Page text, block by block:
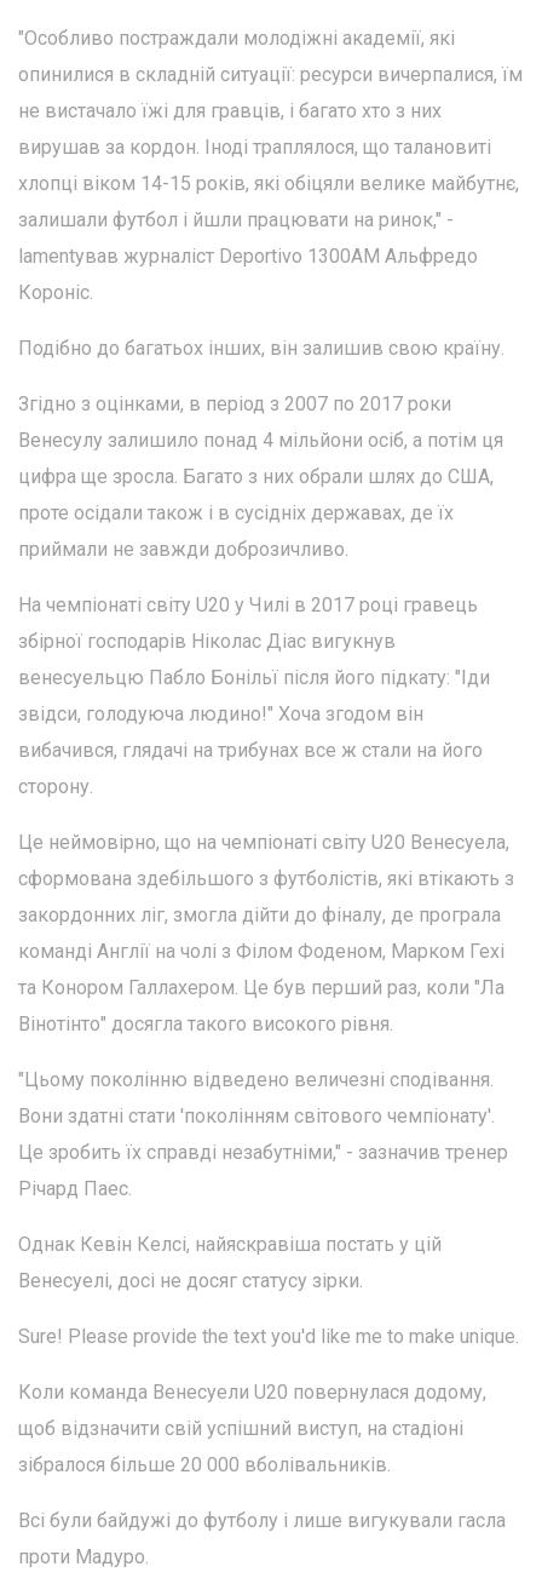
"Особливо постраждали молодіжні академії, які
опинилися в складній ситуації: ресурси вичерпалися, їм
не вистачало їжі для гравців, і багато хто з них
вирушав за кордон. Іноді траплялося, що талановиті
хлопці віком 14-15 років, які обіцяли велике майбутнє,
залишали футбол і йшли працювати на ринок," -
lamentував журналіст Deportivo 1300AM Альфредо
Короніс.
Подібно до багатьох інших, він залишив свою країну.
Згідно з оцінками, в період з 2007 по 2017 роки
Венесулу залишило понад 4 мільйони осіб, а потім ця
цифра ще зросла. Багато з них обрали шлях до США,
проте осідали також і в сусідніх державах, де їх
приймали не завжди доброзичливо.
На чемпіонаті світу U20 у Чилі в 2017 році гравець
збірної господарів Ніколас Діас вигукнув
венесуельцю Пабло Бонільї після його підкату: "Іди
звідси, голодуюча людино!" Хоча згодом він
вибачився, глядачі на трибунах все ж стали на його
сторону.
Це неймовірно, що на чемпіонаті світу U20 Венесуела,
сформована здебільшого з футболістів, які втікають з
закордонних ліг, змогла дійти до фіналу, де програла
команді Англії на чолі з Філом Фоденом, Марком Гехі
та Конором Галлахером. Це був перший раз, коли "Ла
Вінотінто" досягла такого високого рівня.
"Цьому поколінню відведено величезні сподівання.
Вони здатні стати 'поколінням світового чемпіонату'.
Це зробить їх справді незабутніми," - зазначив тренер
Річард Паес.
Однак Кевін Келсі, найяскравіша постать у цій
Венесуелі, досі не досяг статусу зірки.
Sure! Please provide the text you'd like me to make unique.
Коли команда Венесуели U20 повернулася додому,
щоб відзначити свій успішний виступ, на стадіоні
зібралося більше 20 000 вболівальників.
Всі були байдужі до футболу і лише вигукували гасла
проти Мадуро.